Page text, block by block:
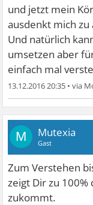
und jetzt mein
ausdenkt mich zu
Und natürlich
umsetzen aber
einfach mal
13.12.2016 20:35 •
M Mutexia
Gast
Zum Verstehen
zeigt Dir zu 100%
zukommt.